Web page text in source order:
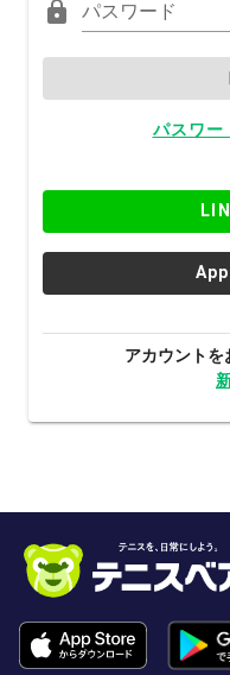
パスワード
パスワー
アカウントを